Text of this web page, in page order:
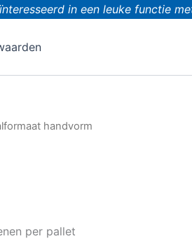
in een leuke functie met
handvorm
per pallet